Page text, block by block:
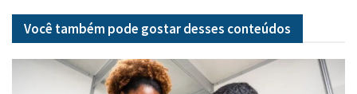
Você também pode gostar desses conteúdos